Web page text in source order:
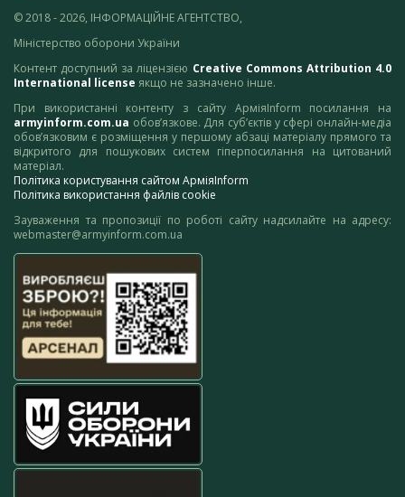
© 2018 - 2026, ІНФОРМАЦІЙНЕ АГЕНТСТВО,
Міністерство оборони України
Контент доступний за ліцензією Creative Commons Attribution 4.0
International license якщо не зазначено інше.
При використанні контенту з сайту АрміяInform посилання на
armyinform.com.ua обов’язкове. Для суб’єктів у сфері онлайн-медіа
обов’язковим є розміщення у першому абзаці матеріалу прямого та
відкритого для пошукових систем гіперпосилання на цитований
матеріал.
Політика користування сайтом АрміяInform
Політика використання файлів cookie
Зауваження та пропозиції по роботі сайту надсилайте на адресу:
webmaster@armyinform.com.ua